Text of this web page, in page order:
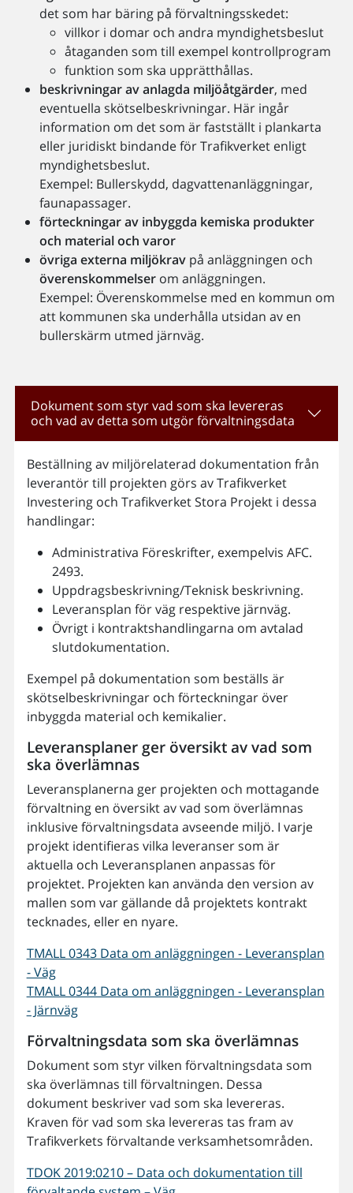
det som har bäring på förvaltningsskedet:
villkor i domar och andra myndighetsbeslut
åtaganden som till exempel kontrollprogram
funktion som ska upprätthållas.
beskrivningar av anlagda miljöåtgärder, med
eventuella skötselbeskrivningar. Här ingår
information om det som är fastställt i plankarta
eller juridiskt bindande för Trafikverket enligt
myndighetsbeslut.
Exempel: Bullerskydd, dagvattenanläggningar,
faunapassager.
förteckningar av inbyggda kemiska produkter
och material och varor
övriga externa miljökravpå anläggningen och
överenskommelserom anläggningen.
Exempel: Överenskommelse med en kommun om
att kommunen ska underhålla utsidan av en
bullerskärm utmed järnväg.
Dokument som styr vad som ska levereras
och vad av detta som utgör förvaltningsdata
Beställning av miljörelaterad dokumentation från
leverantör till projekten görs av Trafikverket
Investering och Trafikverket Stora Projekt i dessa
handlingar:
Administrativa Föreskrifter, exempelvis AFC.
2493.
Uppdragsbeskrivning/Teknisk beskrivning.
Leveransplan för väg respektive järnväg.
Övrigt i kontraktshandlingarna om avtalad
slutdokumentation.
Exempel på dokumentation som beställs är
skötselbeskrivningar och förteckningar över
inbyggda material och kemikalier.
Leveransplaner ger översikt av vad som
ska överlämnas
Leveransplanerna ger projekten och mottagande
förvaltning en översikt av vad som överlämnas
inklusive förvaltningsdata avseende miljö. I varje
projekt identifieras vilka leveranser som är
aktuella och Leveransplanen anpassas för
projektet. Projekten kan använda den version av
mallen som var gällande då projektets kontrakt
tecknades, eller en nyare.
TMALL 0343 Data om anläggningen - Leveransplan
- Väg
TMALL 0344 Data om anläggningen - Leveransplan
- Järnväg
Förvaltningsdata som ska överlämnas
Dokument som styr vilken förvaltningsdata som
ska överlämnas till förvaltningen. Dessa
dokument beskriver vad som ska levereras.
Kraven för vad som ska levereras tas fram av
Trafikverkets förvaltande verksamhetsområden.
TDOK 2019:0210 – Data och dokumentation till